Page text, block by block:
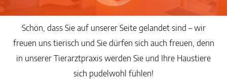
Schön, dass Sie auf unserer Seite gelandet sind – wir
freuen uns tierisch und Sie dürfen sich auch freuen, denn
in unserer Tierarztpraxis werden Sie und Ihre Haustiere
sich pudelwohl fühlen!